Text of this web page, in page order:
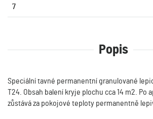
7
Popis
Speciální tavné permanentní granulované
T24. Obsah balení kryje plochu cca 14 m2. Po
zůstává za pokojové teploty permanentně